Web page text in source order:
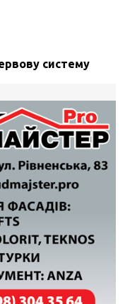
систему